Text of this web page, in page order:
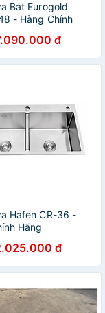
Bát Eurogold
- Hàng Chính
đ
Hafen CR-36 -
Hãng
đ